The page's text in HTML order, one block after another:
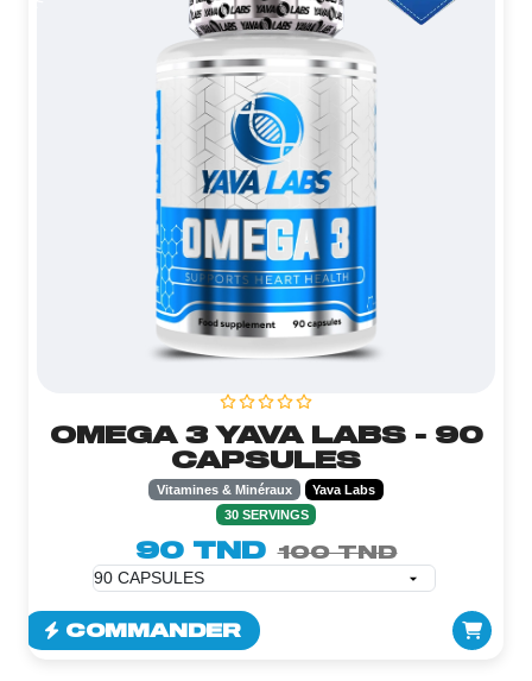
OMEGA 3 YAVA LABS - 90
CAPSULES
Vitamines & Minéraux
Yava Labs
30 SERVINGS
90 TND 100 TND
COMMANDER